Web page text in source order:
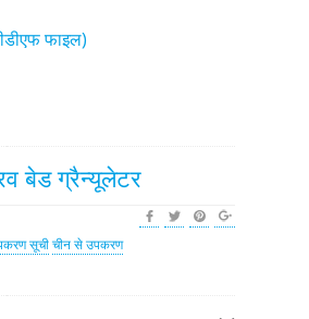
फाइल)
बेड ग्रैन्यूलेटर
सूचीचीन से उपकरण